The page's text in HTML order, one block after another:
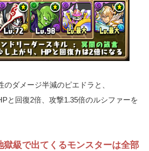
のダメージ半減のピエドラと、
と回復2倍、攻撃1.35倍のルシファーを
獄級で出てくるモンスターは全部